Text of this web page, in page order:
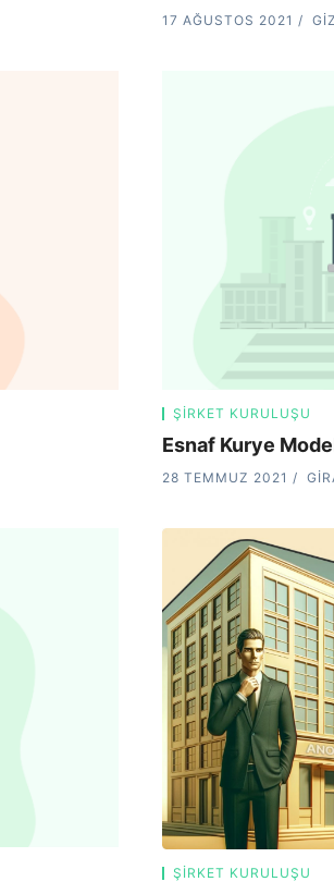
17 AĞUSTOS 2021
ŞIRKET KURULUŞU
Esnaf Kurye
28 TEMMUZ 2021
ŞIRKET KURULUŞU